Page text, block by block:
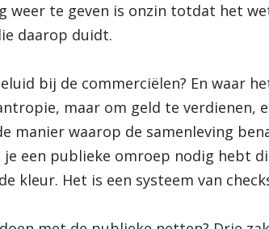
weer te geven is onzin totdat het
daarop duidt.
bij de commerciëlen? En waar
maar om geld te verdienen,
manier waarop de samenleving
je een publieke omroep nodig hebt
kleur. Het is een systeem van